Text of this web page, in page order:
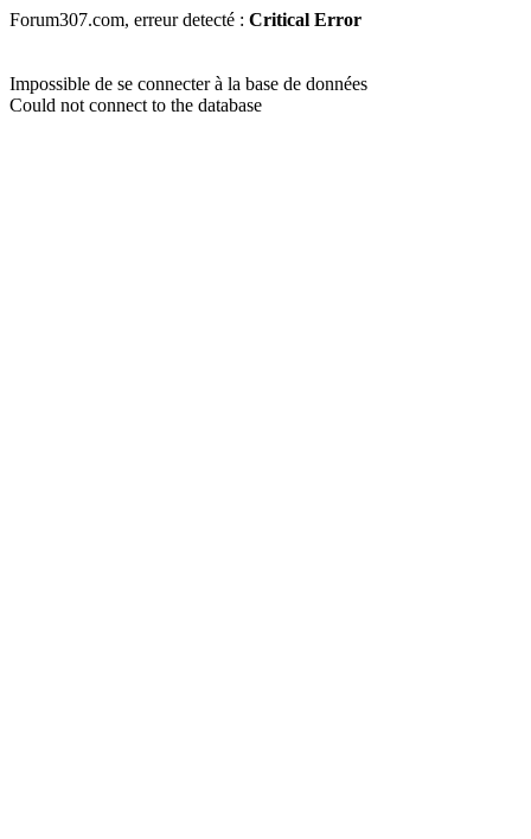
Forum307.com, erreur detecté : Critical Error
Impossible de se connecter à la base de données
Could not connect to the database